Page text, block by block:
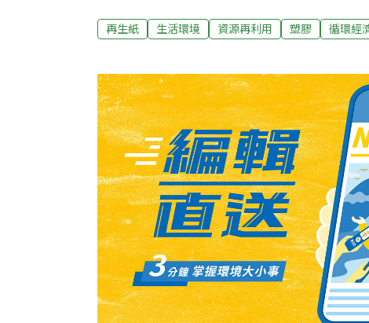
化時易造成焚化爐操作溫度過低而產生有毒物質
了解決尿布回收問題，新竹縣環保局邀多個聯盟
賣錢，去年獲得行政院環保署主辦2017全國環
殊榮。清倍華再源技公司目前已開發出獨家技術
絨毛紙漿、聚丙烯酸鹽與聚乙烯等再生資源，再
板、除濕劑或垃圾袋等產品，再經中華大學工業
達到「從搖籃到搖籃」的循環目標。
再生紙 生活環境 資源再利用 塑膠 循環經